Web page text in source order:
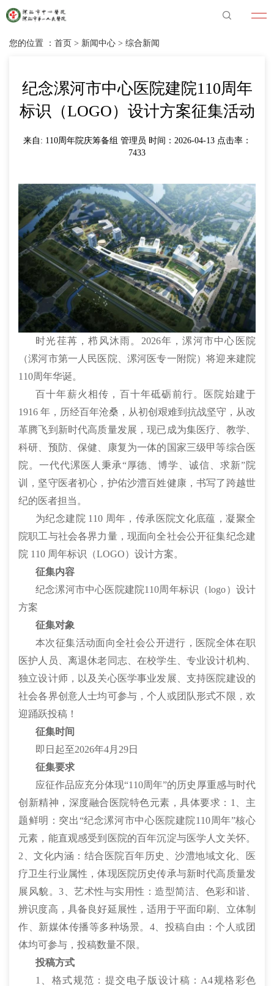
您的位置 ： 首页 > 新闻中心 > 综合新闻
纪念漯河市中心医院建院110周年
标识（LOGO）设计方案征集活动
来自: 110周年院庆筹备组 管理员 时间：2026-04-13 点击率：
7433
时光荏苒，栉风沐雨。2026年，漯河市中心医院
（漯河市第一人民医院、漯河医专一附院）将迎来建院
110周年华诞。
百十年薪火相传，百十年砥砺前行。医院始建于
1916 年，历经百年沧桑，从初创艰难到抗战坚守，从改
革腾飞到新时代高质量发展，现已成为集医疗、教学、
科研、预防、保健、康复为一体的国家三级甲等综合医
院。一代代漯医人秉承“厚德、博学、诚信、求新”院
训，坚守医者初心，护佑沙澧百姓健康，书写了跨越世
纪的医者担当。
为纪念建院 110 周年，传承医院文化底蕴，凝聚全
院职工与社会各界力量，现面向全社会公开征集纪念建
院 110 周年标识（LOGO）设计方案。
征集内容
纪念漯河市中心医院建院110周年标识（logo）设计
方案
征集对象
本次征集活动面向全社会公开进行，医院全体在职
医护人员、离退休老同志、在校学生、专业设计机构、
独立设计师，以及关心医学事业发展、支持医院建设的
社会各界创意人士均可参与，个人或团队形式不限，欢
迎踊跃投稿！
征集时间
即日起至2026年4月29日
征集要求
应征作品应充分体现“110周年”的历史厚重感与时代
创新精神，深度融合医院特色元素，具体要求：1、主
题鲜明：突出“纪念漯河市中心医院建院110周年”核心
元素，能直观感受到医院的百年沉淀与医学人文关怀。
2、文化内涵：结合医院百年历史、沙澧地域文化、医
疗卫生行业属性，体现医院历史传承与新时代高质量发
展风貌。3、艺术性与实用性：造型简洁、色彩和谐、
辨识度高，具备良好延展性，适用于平面印刷、立体制
作、新媒体传播等多种场景。4、投稿自由：个人或团
体均可参与，投稿数量不限。
投稿方式
1、格式规范：提交电子版设计稿：A4规格彩色